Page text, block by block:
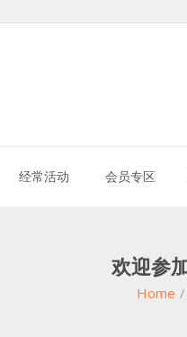
经常活动 会员专区
欢迎参
Home /